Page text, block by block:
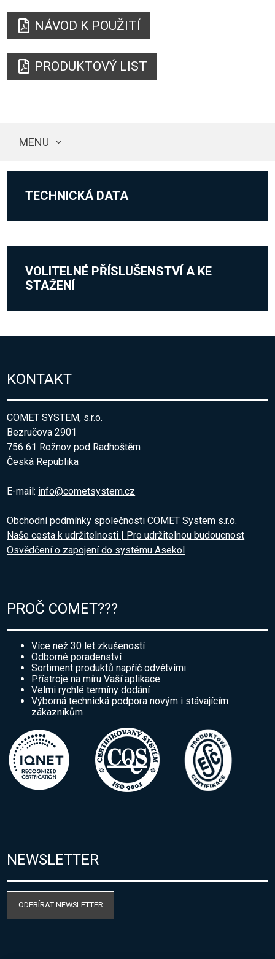
NÁVOD K POUŽITÍ
PRODUKTOVÝ LIST
MENU
TECHNICKÁ DATA
VOLITELNÉ PŘÍSLUŠENSTVÍ A KE
STAŽENÍ
KONTAKT
COMET SYSTEM, s.r.o.
Bezručova 2901
756 61 Rožnov pod Radhoštěm
Česká Republika
E-mail: info@cometsystem.cz
Obchodní podmínky společnosti COMET System s.r.o.
Naše cesta k udržitelnosti | Pro udržitelnou budoucnost
Osvědčení o zapojení do systému Asekol
PROČ COMET???
Více než 30 let zkušeností
Odborné poradenství
Sortiment produktů napříč odvětvími
Přístroje na míru Vaší aplikace
Velmi rychlé termíny dodání
Výborná technická podpora novým i stávajícím
zákazníkům
NEWSLETTER
ODEBÍRAT NEWSLETTER